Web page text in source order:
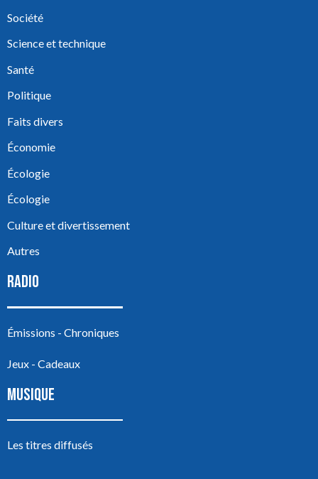
Société
Science et technique
Santé
Politique
Faits divers
Économie
Écologie
Écologie
Culture et divertissement
Autres
RADIO
Émissions - Chroniques
Jeux - Cadeaux
MUSIQUE
Les titres diffusés